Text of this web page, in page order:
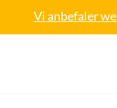
Vi anbefaler